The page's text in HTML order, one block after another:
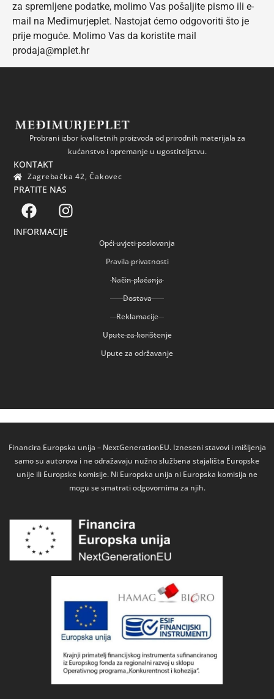
za spremljene podatke, molimo Vas pošaljite pismo ili e-
mail na Međimurjeplet. Nastojat ćemo odgovoriti što je
prije moguće. Molimo Vas da koristite mail
prodaja@mplet.hr
Probrani izbor kvalitetnih proizvoda od prirodnih materijala za
kućanstvo i opremanje u ugostiteljstvu.
KONTAKT
Zagrebačka 42, Čakovec
PRATITE NAS
INFORMACIJE
Opći uvjeti poslovanja
Pravila privatnosti
Način plaćanja
Dostava
Reklamacije
Upute za korištenje
Upute za održavanje
Financira Europska unija – NextGenerationEU. Izneseni stavovi i mišljenja
samo su autorova i ne odražavaju nužno službena stajališta Europske
unije ili Europske komisije. Ni Europska unija ni Europska komisija ne
mogu se smatrati odgovornima za njih.